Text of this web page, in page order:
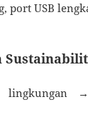
port USB
lingkungan